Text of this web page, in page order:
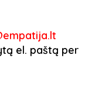
el. paštą per